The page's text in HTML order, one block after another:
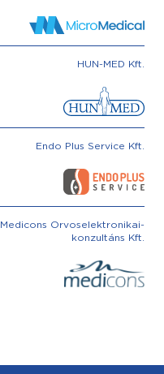
HUN-MED Kft.
Endo Plus Service Kft.
Medicons Orvoselektronikai-
konzultáns Kft.